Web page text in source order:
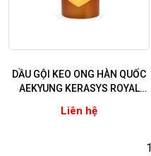
DẦU GỘI KEO ONG HÀN QUỐC
AEKYUNG KERASYS ROYAL
ngừa rụng tóc - Phục hồi tóc
Liên hệ
1